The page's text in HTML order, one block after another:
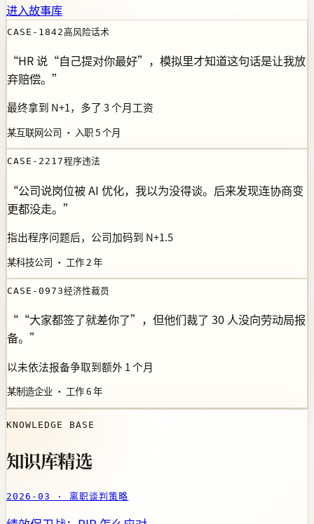
进入故事库
CASE-1842高风险话术
“HR 说“自己提对你最好”，模拟里才知道这句话是让我放
弃赔偿。 ”
最终拿到 N+1，多了 3 个月工资
某互联网公司 · 入职 5 个月
CASE-2217程序违法
“公司说岗位被 AI 优化，我以为没得谈。后来发现连协商变
更都没走。 ”
指出程序问题后，公司加码到 N+1.5
某科技公司 · 工作 2 年
CASE-0973经济性裁员
“ “大家都签了就差你了”，但他们裁了 30 人没向劳动局报
备。 ”
以未依法报备争取到额外 1 个月
某制造企业 · 工作 6 年
KNOWLEDGE BASE
知识库精选
2026-03 · 离职谈判策略